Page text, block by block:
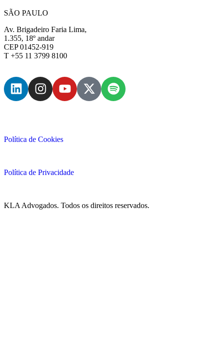
SÃO PAULO
Av. Brigadeiro Faria Lima,
1.355, 18º andar
CEP 01452-919
T +55 11 3799 8100
Política de Cookies
Política de Privacidade
KLA Advogados. Todos os direitos reservados.